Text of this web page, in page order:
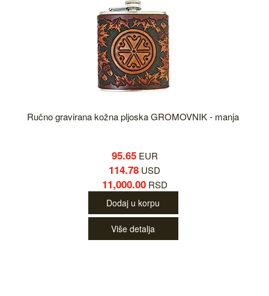
Ručno gravirana kožna pljoska GROMOVNIK - manja
95.65EUR
114.78 USD
11,000.00RSD
Dodaj u korpu
Više detalja